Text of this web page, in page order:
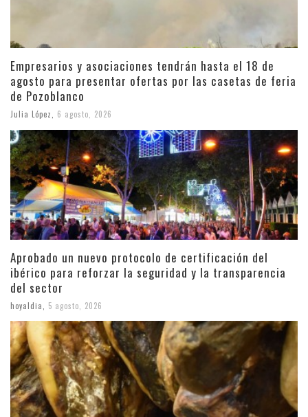
Empresarios y asociaciones tendrán hasta el 18 de
agosto para presentar ofertas por las casetas de feria
de Pozoblanco
Julia López 6 agosto, 2026
Aprobado un nuevo protocolo de certificación del
ibérico para reforzar la seguridad y la transparencia
del sector
hoyaldia 5 agosto, 2026